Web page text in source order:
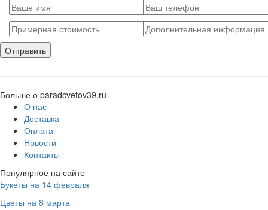
Больше о paradcvetov39.ru
О нас
Доставка
Оплата
Новости
Контакты
Популярное на сайте
Букеты на 14 февраля
Цветы на 8 марта